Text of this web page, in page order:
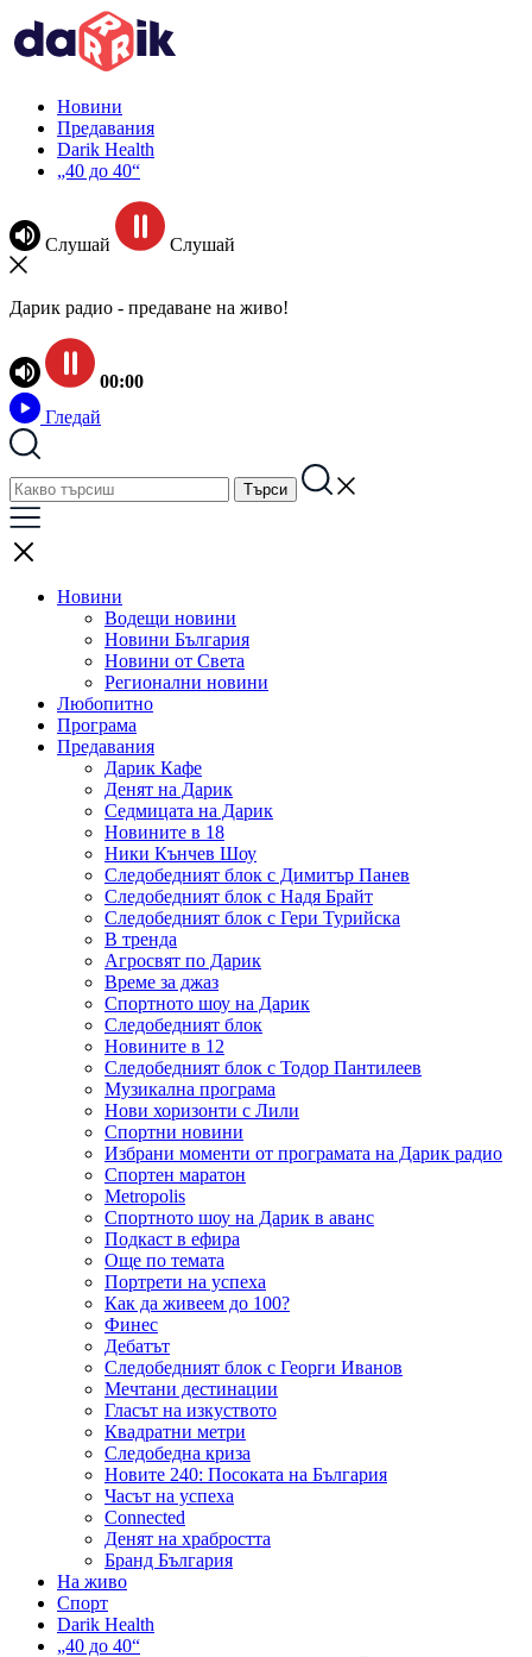
Новини
Предавания
Darik Health
„40 до 40“
Слушай Слушай
Дарик радио - предаване на живо!
00:00
Гледай
Новини
Водещи новини
Новини България
Новини от Света
Регионални новини
Любопитно
Програма
Предавания
Дарик Кафе
Денят на Дарик
Седмицата на Дарик
Новините в 18
Ники Кънчев Шоу
Следобедният блок с Димитър Панев
Следобедният блок с Надя Брайт
Следобедният блок с Гери Турийска
В тренда
Агросвят по Дарик
Време за джаз
Спортното шоу на Дарик
Следобедният блок
Новините в 12
Следобедният блок с Тодор Пантилеев
Музикална програма
Нови хоризонти с Лили
Спортни новини
Избрани моменти от програмата на Дарик радио
Спортен маратон
Metropolis
Спортното шоу на Дарик в аванс
Подкаст в ефира
Още по темата
Портрети на успеха
Как да живеем до 100?
Финес
Дебатът
Следобедният блок с Георги Иванов
Мечтани дестинации
Гласът на изкуството
Квадратни метри
Следобедна криза
Новите 240: Посоката на България
Часът на успеха
Connected
Денят на храбростта
Бранд България
На живо
Спорт
Darik Health
„40 до 40“